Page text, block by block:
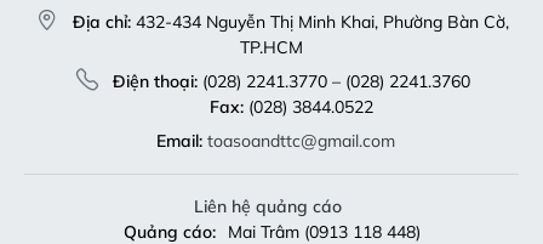
Địa chỉ: 432-434 Nguyễn Thị Minh Khai, Phường Bàn Cờ,
TP.HCM
Điện thoại:(028) 2241.3770 – (028) 2241.3760
Fax:(028) 3844.0522
Email: toasoandttc@gmail.com
Liên hệ quảng cáo
Quảng cáo:
Mai Trâm (0913 118 448)